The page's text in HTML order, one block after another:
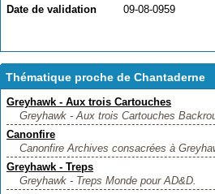
Date de validation
09-08-0959
Thématique proche de Chantaderne
Greyhawk - Aux trois Cartouches
Greyhawk - Aux trois Cartouches
Canonfire
Canonfire Archives consacrées à
Greyhawk - Treps
Greyhawk - Treps Monde pour AD&D.